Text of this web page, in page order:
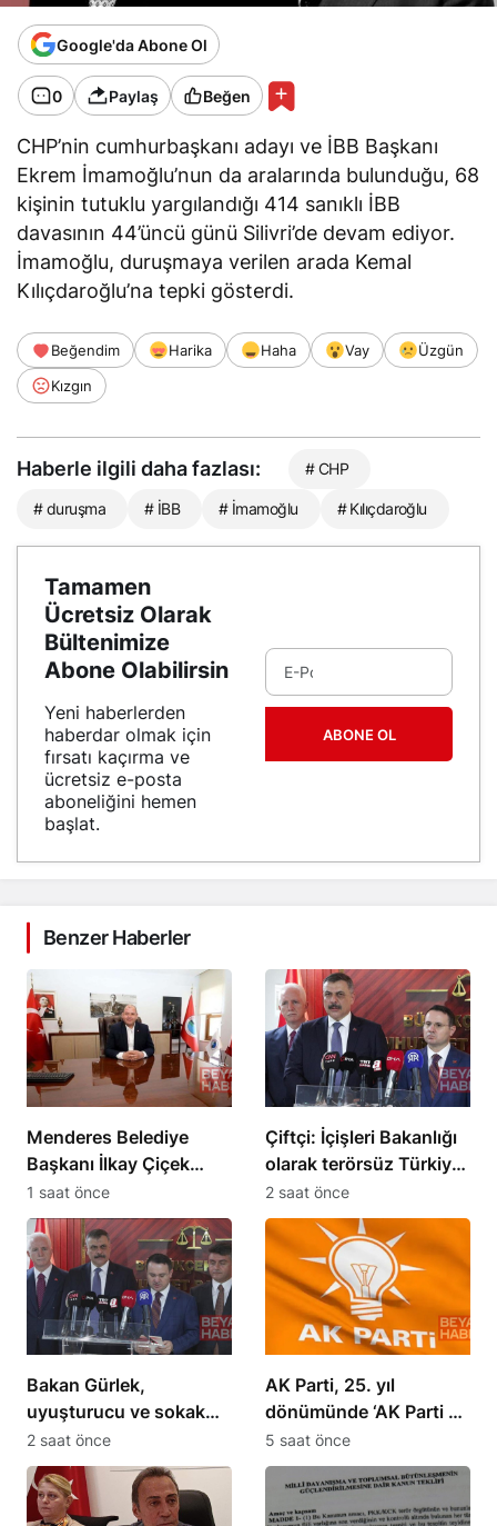
Google'da Abone Ol
0 Paylaş Beğen
CHP’nin cumhurbaşkanı adayı ve İBB Başkanı
Ekrem İmamoğlu’nun da aralarında bulunduğu, 68
kişinin tutuklu yargılandığı 414 sanıklı İBB
davasının 44’üncü günü Silivri’de devam ediyor.
İmamoğlu, duruşmaya verilen arada Kemal
Kılıçdaroğlu’na tepki gösterdi.
Beğendim Harika Haha Vay
Üzgün
Kızgın
Haberle ilgili daha fazlası: # CHP
# duruşma # İBB # İmamoğlu # Kılıçdaroğlu
Tamamen
Ücretsiz Olarak
Bültenimize
Abone Olabilirsin
Yeni haberlerden
haberdar olmak için
fırsatı kaçırma ve
ücretsiz e-posta
aboneliğini hemen
başlat.
ABONE OL
Benzer Haberler
Menderes Belediye
Başkanı İlkay Çiçek
görevden uzaklaştırıldı
1 saat önce
Çiftçi: İçişleri Bakanlığı
olarak terörsüz Türkiye
sürecini takip ediyoruz
2 saat önce
Bakan Gürlek,
uyuşturucu ve sokak
çeteleriyle mücadelede
yeni adımlar atacak
2 saat önce
AK Parti, 25. yıl
dönümünde ‘AK Parti bir
Türkiye kitabıdır’
paylaşımı yaptı
5 saat önce